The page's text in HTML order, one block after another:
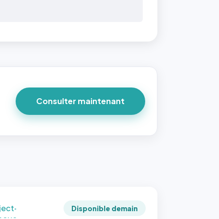
Consulter maintenant
par
1:1
Disponible demain